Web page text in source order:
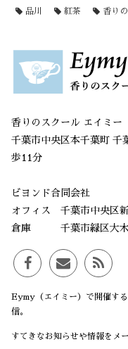
品川 紅茶 香り
香りのスクール エイミー
千葉市中央区本千葉町
歩11分
ビヨンド合同会社
オフィス 千葉市中央区
倉庫 千葉市緑区大木
Eymy（エイミー）で開催す
信。
すてきなお知らせや情報をメ